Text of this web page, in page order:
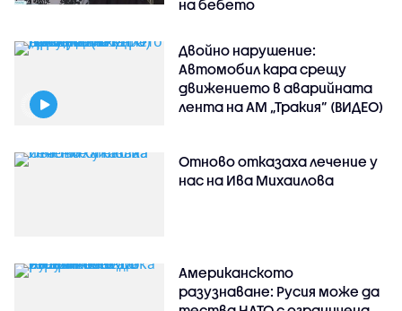
на бебето
Двойно нарушение:
Автомобил кара срещу
движението в аварийната
лента на АМ „Тракия” (ВИДЕО)
Отново отказаха лечение у
нас на Ива Михаилова
Американското
разузнаване: Русия може да